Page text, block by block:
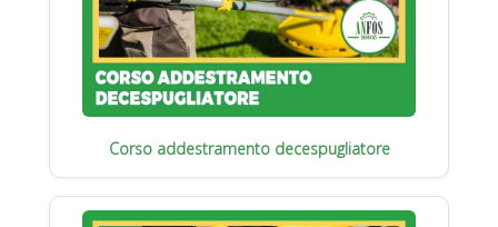
Corso addestramento decespugliatore